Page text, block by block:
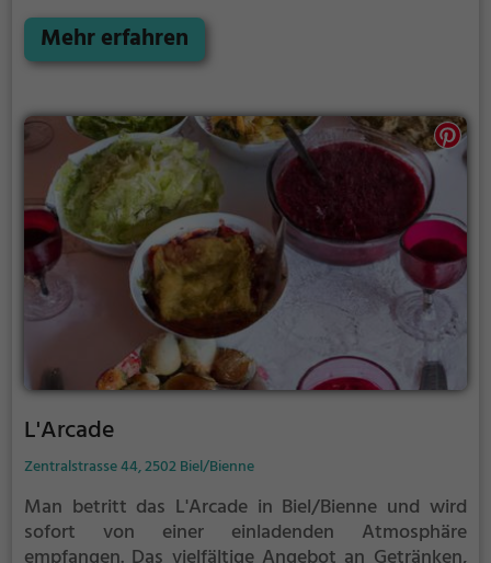
entdecken. Ob man asiatische, vegetarische oder
vegane Gerichte bevorzugt, hier findet man
Speisekarte bietet für jeden Geschmack das Richtige
und lädt dazu ein, in gemütlicher Runde die
kulinarische Vielfalt Asiens zu erkunden.
Mehr erfahren
L'Arcade
Zentralstrasse 44, 2502 Biel/Bienne
Man betritt das L'Arcade in Biel/Bienne und wird
sofort von einer einladenden Atmosphäre